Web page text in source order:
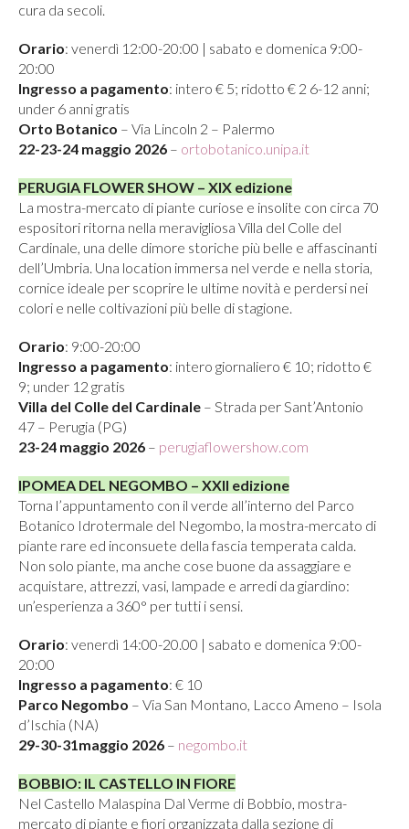
cura da secoli.
Orario: venerdì 12:00-20:00 | sabato e domenica 9:00-
20:00
Ingresso a pagamento: intero € 5; ridotto € 2 6-12 anni;
under 6 anni gratis
Orto Botanico – Via Lincoln 2 – Palermo
22-23-24 maggio 2026 – ortobotanico.unipa.it
PERUGIA FLOWER SHOW – XIX edizione
La mostra-mercato di piante curiose e insolite con circa 70
espositori ritorna nella meravigliosa Villa del Colle del
Cardinale, una delle dimore storiche più belle e affascinanti
dell’Umbria. Una location immersa nel verde e nella storia,
cornice ideale per scoprire le ultime novità e perdersi nei
colori e nelle coltivazioni più belle di stagione.
Orario: 9:00-20:00
Ingresso a pagamento: intero giornaliero € 10; ridotto €
9; under 12 gratis
Villa del Colle del Cardinale – Strada per Sant’Antonio
47 – Perugia (PG)
23-24 maggio 2026 – perugiaflowershow.com
IPOMEA DEL NEGOMBO – XXII edizione
Torna l’appuntamento con il verde all’interno del Parco
Botanico Idrotermale del Negombo, la mostra-mercato di
piante rare ed inconsuete della fascia temperata calda.
Non solo piante, ma anche cose buone da assaggiare e
acquistare, attrezzi, vasi, lampade e arredi da giardino:
un’esperienza a 360° per tutti i sensi.
Orario: venerdì 14:00-20.00 | sabato e domenica 9:00-
20:00
Ingresso a pagamento: € 10
Parco Negombo – Via San Montano, Lacco Ameno – Isola
d’Ischia (NA)
29-30-31maggio 2026 – negombo.it
BOBBIO: IL CASTELLO IN FIORE
Nel Castello Malaspina Dal Verme di Bobbio, mostra-
mercato di piante e fiori organizzata dalla sezione di